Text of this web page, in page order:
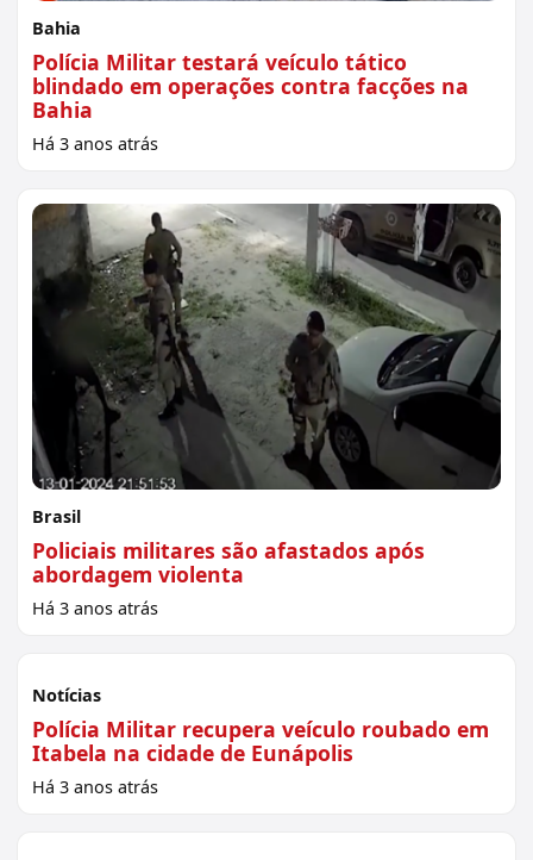
Bahia
Polícia Militar testará veículo tático
blindado em operações contra facções na
Bahia
Há 3 anos atrás
Brasil
Policiais militares são afastados após
abordagem violenta
Há 3 anos atrás
Notícias
Polícia Militar recupera veículo roubado em
Itabela na cidade de Eunápolis
Há 3 anos atrás